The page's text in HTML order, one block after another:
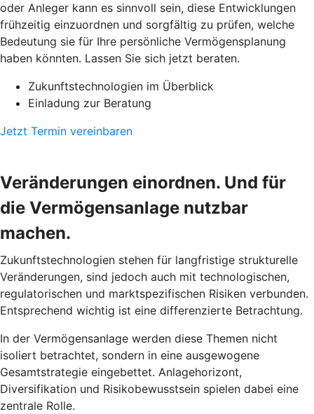
oder Anleger kann es sinnvoll sein, diese Entwicklungen
frühzeitig einzuordnen und sorgfältig zu prüfen, welche
Bedeutung sie für Ihre persönliche Vermögensplanung
haben könnten. Lassen Sie sich jetzt beraten.
Zukunftstechnologien im Überblick
Einladung zur Beratung
Jetzt Termin vereinbaren
Veränderungen einordnen. Und für
die Vermögensanlage nutzbar
machen.
Zukunftstechnologien stehen für langfristige strukturelle
Veränderungen, sind jedoch auch mit technologischen,
regulatorischen und marktspezifischen Risiken verbunden.
Entsprechend wichtig ist eine differenzierte Betrachtung.
In der Vermögensanlage werden diese Themen nicht
isoliert betrachtet, sondern in eine ausgewogene
Gesamtstrategie eingebettet. Anlagehorizont,
Diversifikation und Risikobewusstsein spielen dabei eine
zentrale Rolle.